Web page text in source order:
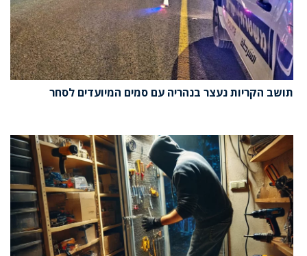
תושב הקריות נעצר בנהריה עם סמים המיועדים לסחר